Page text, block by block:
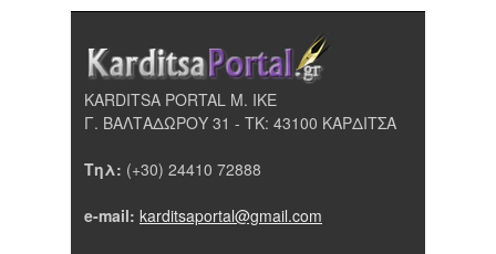
KARDITSA PORTAL Μ. ΙΚΕ
Γ. ΒΑΛΤΑΔΩΡΟΥ 31 - ΤΚ: 43100 ΚΑΡΔΙΤΣΑ
Τηλ: (+30) 24410 72888
e-mail: karditsaportal@gmail.com